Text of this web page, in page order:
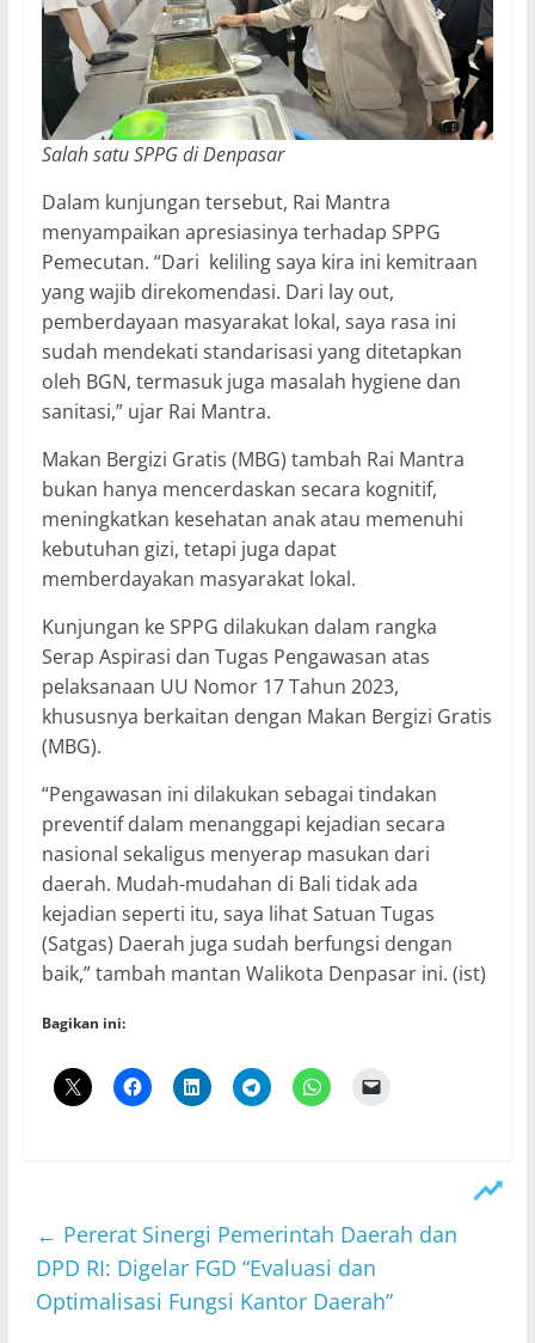
Salah satu SPPG di Denpasar
Dalam kunjungan tersebut, Rai Mantra
menyampaikan apresiasinya terhadap SPPG
Pemecutan. “Dari keliling saya kira ini kemitraan
yang wajib direkomendasi. Dari lay out,
pemberdayaan masyarakat lokal, saya rasa ini
sudah mendekati standarisasi yang ditetapkan
oleh BGN, termasuk juga masalah hygiene dan
sanitasi,” ujar Rai Mantra.
Makan Bergizi Gratis (MBG) tambah Rai Mantra
bukan hanya mencerdaskan secara kognitif,
meningkatkan kesehatan anak atau memenuhi
kebutuhan gizi, tetapi juga dapat
memberdayakan masyarakat lokal.
Kunjungan ke SPPG dilakukan dalam rangka
Serap Aspirasi dan Tugas Pengawasan atas
pelaksanaan UU Nomor 17 Tahun 2023,
khususnya berkaitan dengan Makan Bergizi Gratis
(MBG).
“Pengawasan ini dilakukan sebagai tindakan
preventif dalam menanggapi kejadian secara
nasional sekaligus menyerap masukan dari
daerah. Mudah-mudahan di Bali tidak ada
kejadian seperti itu, saya lihat Satuan Tugas
(Satgas) Daerah juga sudah berfungsi dengan
baik,” tambah mantan Walikota Denpasar ini. (ist)
Bagikan ini:
← ​Pererat Sinergi Pemerintah Daerah dan
DPD RI: Digelar FGD “Evaluasi dan
Optimalisasi Fungsi Kantor Daerah”